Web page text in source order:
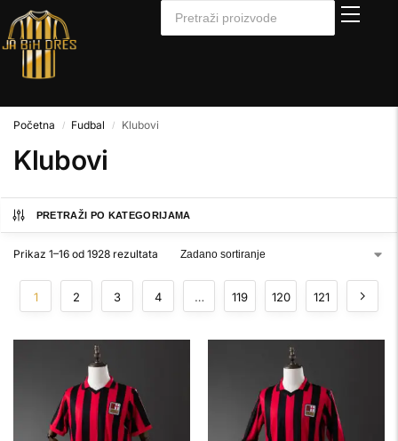
Početna / Fudbal / Klubovi
Klubovi
PRETRAŽI PO KATEGORIJAMA
Prikaz 1–16 od 1928 rezultata
1 2 3 4 … 119 120 121